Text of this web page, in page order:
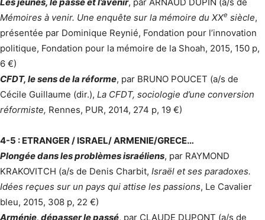
Mémoires à venir. Une enquête sur la mémoire du XXe siècle,
présentée par Dominique Reynié, Fondation pour l’innovation
politique, Fondation pour la mémoire de la Shoah, 2015, 150 p,
6 €)
CFDT, le sens de la réforme, par BRUNO POUCET (a/s de
Cécile Guillaume (dir.), La CFDT, sociologie d’une conversion
réformiste, Rennes, PUR, 2014, 274 p, 19 €)
4-5 : ETRANGER / ISRAEL/ ARMENIE/GRECE…
Plongée dans les problèmes israéliens, par RAYMOND
KRAKOVITCH (a/s de Denis Charbit, Israël et ses paradoxes.
Idées reçues sur un pays qui attise les passions, Le Cavalier
bleu, 2015, 308 p, 22 €)
Arménie, dépasser le passé, par CLAUDE DUPONT (a/s de